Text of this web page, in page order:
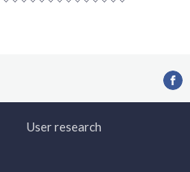
User research